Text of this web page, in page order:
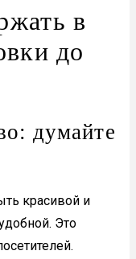
в
до
думайте
красивой и
Это